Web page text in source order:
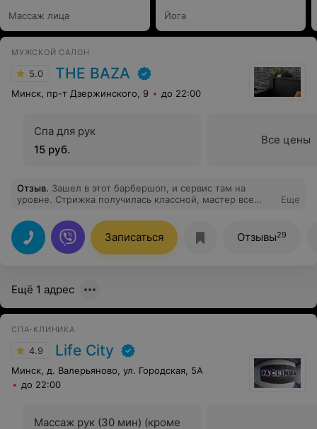
Массаж лица Йога
МУЖСКОЙ САЛОН
5.0 THE BAZA
Минск, пр-т Дзержинского, 9 до 22:00
Спа для рук
15 руб.
Все цены
Отзыв. Зашел в этот барбершоп, и сервис там на
уровне. Стрижка получилась классной, мастер все
адекватные. Буду возвращаться. Мастеру Лере
отдельный респект
Еще
Записаться Отзывы29
Ещё 1 адрес
СПА-КЛИНИКА
4.9 Life City
Минск, д. Валерьяново, ул. Городская, 5А
до 22:00
Массаж рук (30 мин) (кроме